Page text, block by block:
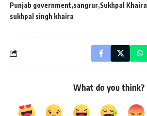
Punjab government sangrur Sukhpal Khaira
sukhpal singh khaira
What do you think?